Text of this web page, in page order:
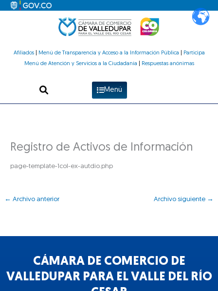
Afiliados| Menú de Transparencia y Acceso a la Información Pública
Participa
Menú de Atención y Servicios a la Ciudadanía
Respuestas anónimas
Menú
Registro de Activos de Información
page-template-1col-ex-autdio.php
← Archivo anterior Archivo siguiente →
CÁMARA DE COMERCIO DE
VALLEDUPAR PARA EL VALLE DEL RÍO